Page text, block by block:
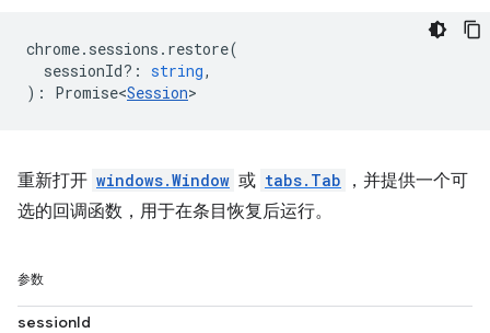
chrome. sessions . restore(
sessionId? : string,
) : Promise<Session>
重新打开 windows.Window 或 tabs.Tab
，并提供一个可
选的回调函数，用于在条目恢复后运行。
参数
sessionId